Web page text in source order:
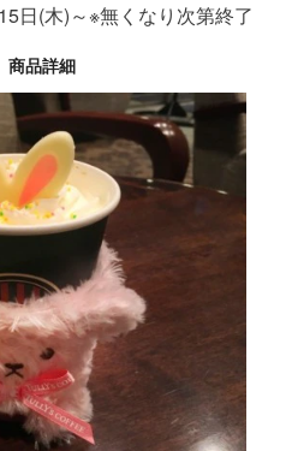
日(木)～※無くなり次第終了
商品詳細